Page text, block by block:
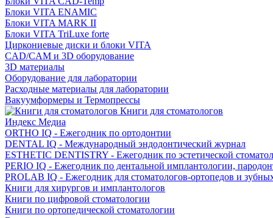
Блоки VITA ENAMIC
Блоки VITA MARK II
Блоки VITA TriLuxe forte
Циркониевые диски и блоки VITA
CAD/CAM и 3D оборудование
3D материалы
Оборудование для лаборатории
Расходные материалы для лаборатории
Вакуумформеры и Термопрессы
Книги для стоматологов
Индекс Медиа
ORTHO IQ - Ежегодник по ортодонтии
DENTAL IQ - Международный эндодонтический журнал
ESTHETIC DENTISTRY - Ежегодник по эстетической
PERIO IQ - Ежегодник по дентальной имплантологии,
PROLAB IQ - Ежегодник для стоматологов-ортопедов и
Книги для хирургов и имплантологов
Книги по цифровой стоматологии
Книги по ортопедической стоматологии